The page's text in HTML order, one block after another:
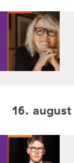
16. august